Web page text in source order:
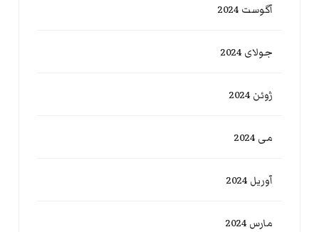
آگوست 2024
جولای 2024
ژوئن 2024
می 2024
آوریل 2024
مارس 2024